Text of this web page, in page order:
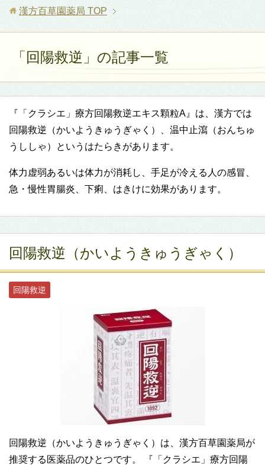
漢方百草園薬局 TOP
「回陽救逆」の記事一覧
『「クラシエ」療方回陽救逆エキス顆粒A』は、漢方では
回陽救逆（かいようきゅうぎゃく）、温中止瀉（おんちゅ
うししゃ）というはたらきがあります。
体力虚弱あるいは体力が消耗し、手足が冷える人の感冒、
急・慢性胃腸炎、下痢、はきけに効果があります。
回陽救逆（かいようきゅうぎゃく）
回陽救逆
回陽救逆（かいようきゅうぎゃく）は、漢方百草園薬局が
推奨する医薬品のひとつです。 『「クラシエ」療方回陽